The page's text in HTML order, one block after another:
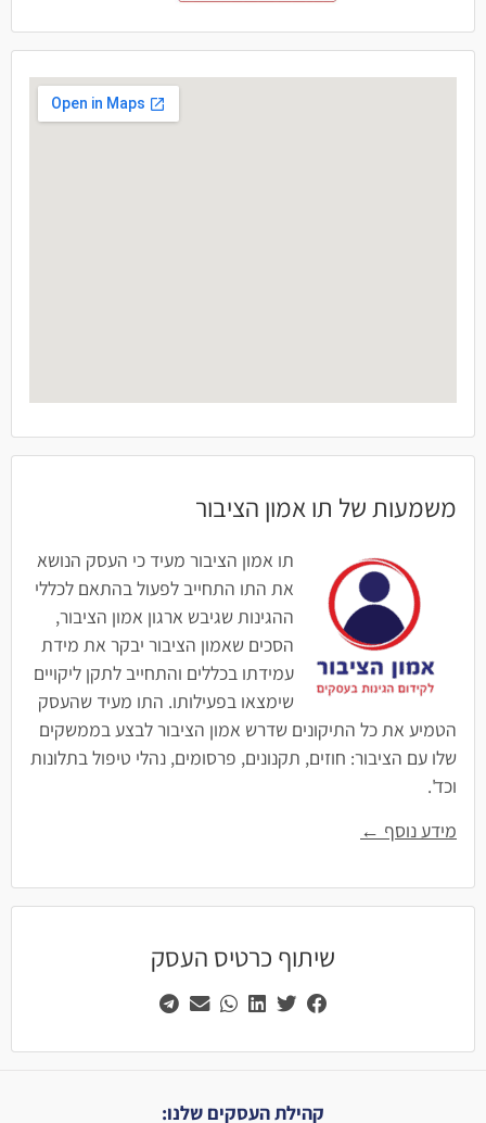
משמעות של תו אמון הציבור
תו אמון הציבור מעיד כי העסק הנושא
את התו התחייב לפעול בהתאם לכללי
ההגינות שגיבש ארגון אמון הציבור,
הסכים שאמון הציבור יבקר את מידת
עמידתו בכללים והתחייב לתקן ליקויים
שימצאו בפעילותו. התו מעיד שהעסק
הטמיע את כל התיקונים שדרש אמון הציבור לבצע בממשקים
שלו עם הציבור: חוזים, תקנונים, פרסומים, נהלי טיפול בתלונות
וכד'.
מידע נוסף ←
שיתוף כרטיס העסק
קהילת העסקים שלנו: